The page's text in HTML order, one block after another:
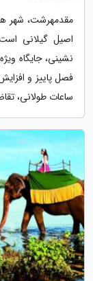
مقدمهرشت، شهر
اصیل گیلانی
نشینی، جایگاه
فصل پاییز و
ساعات طولانی،